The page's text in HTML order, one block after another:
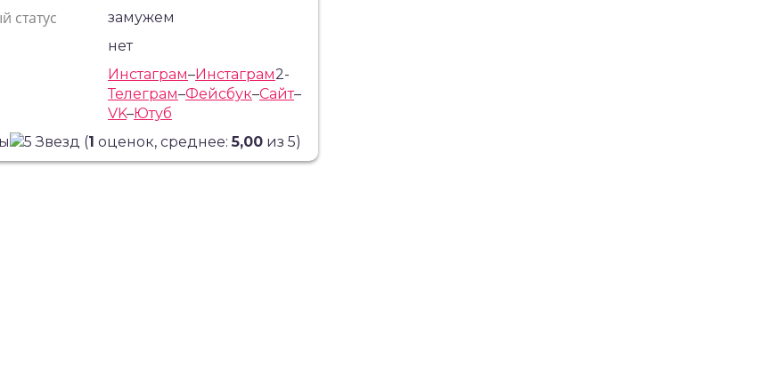
статус замужем
нет
Инстаграм–Инстаграм2-
Телеграм–Фейсбук–Сайт–
VK–Ютуб
(1 оценок, среднее:5,00из 5)